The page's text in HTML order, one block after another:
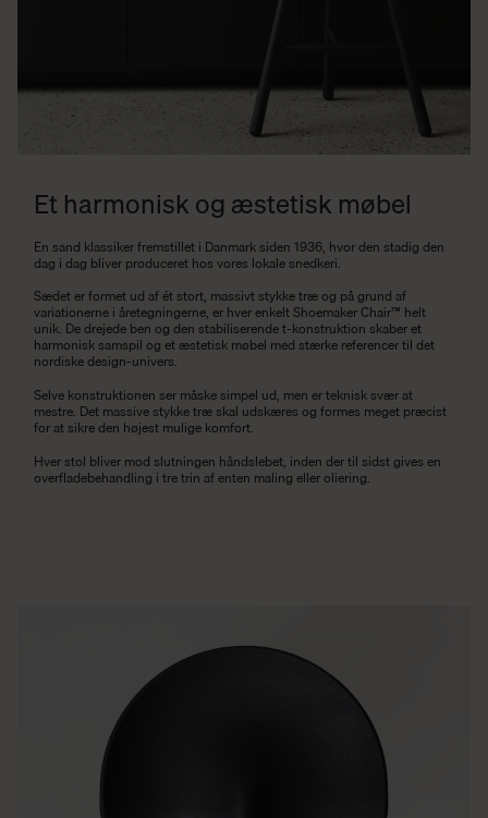
Et harmonisk og æstetisk møbel
En sand klassiker fremstillet i Danmark siden 1936, hvor den stadig den
dag i dag bliver produceret hos vores lokale snedkeri.
Sædet er formet ud af ét stort, massivt stykke træ og på grund af
variationerne i åretegningerne, er hver enkelt Shoemaker Chair™ helt
unik. De drejede ben og den stabiliserende t-konstruktion skaber et
harmonisk samspil og et æstetisk møbel med stærke referencer til det
nordiske design-univers.
Selve konstruktionen ser måske simpel ud, men er teknisk svær at
mestre. Det massive stykke træ skal udskæres og formes meget præcist
for at sikre den højest mulige komfort.
Hver stol bliver mod slutningen håndslebet, inden der til sidst gives en
overfladebehandling i tre trin af enten maling eller oliering.